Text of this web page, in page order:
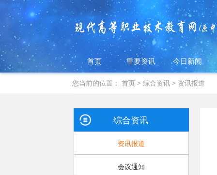
首页 重要资讯 今日新闻
您当前的位置：首页 >综合资讯 > 资讯报道
综合资讯
资讯报道
会议通知